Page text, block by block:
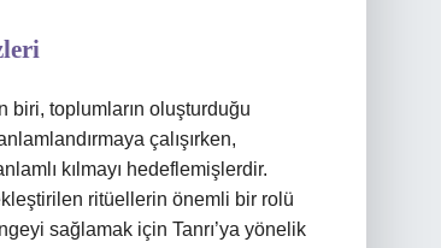
biri, toplumların oluşturduğu
çalışırken,
kılmayı hedeflemişlerdir.
ritüellerin önemli bir rolü
sağlamak için Tanrı’ya yönelik